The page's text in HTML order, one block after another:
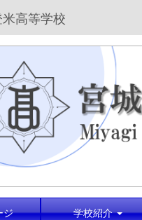
高等学校
ジ 学校紹介